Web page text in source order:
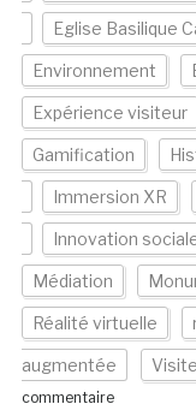
Eglise Basilique
Environnement
Expérience visiteur
Gamification
Immersion XR
Innovation
Médiation
Réalité virtuelle
augmentée
commentaire